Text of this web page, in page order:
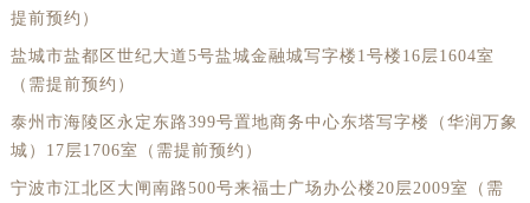
提前预约）
盐城市盐都区世纪大道5号盐城金融城写字楼1号楼16层1604室
（需提前预约）
泰州市海陵区永定东路399号置地商务中心东塔写字楼（华润万象
城）17层1706室（需提前预约）
宁波市江北区大闸南路500号来福士广场办公楼20层2009室（需